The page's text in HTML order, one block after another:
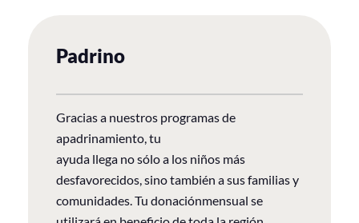
Padrino
Gracias a nuestros programas de
apadrinamiento, tu
ayuda llega no sólo a los niños más
desfavorecidos, sino también a sus familias y
comunidades. Tu donaciónmensual se